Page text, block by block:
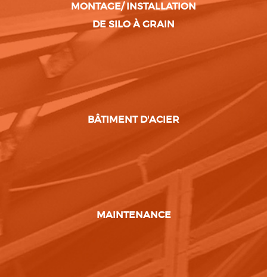
MONTAGE/ INSTALLATION
DE SILO À GRAIN
BÂTIMENT D'ACIER
MAINTENANCE